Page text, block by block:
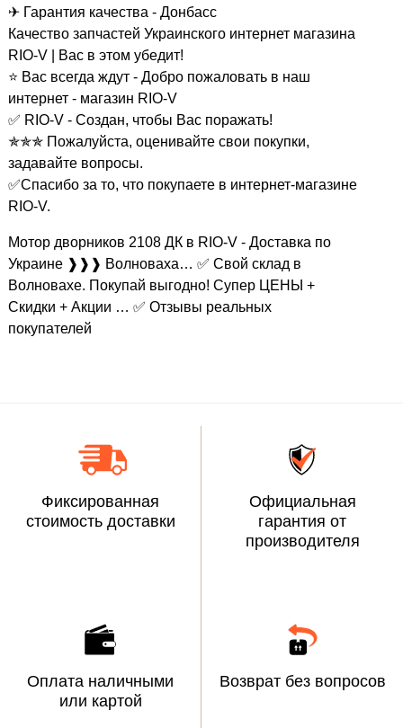
✈ Гарантия качества - Донбасс
Качество запчастей Украинского интернет магазина
RIO-V | Вас в этом убедит!
⭐ Вас всегда ждут - Добро пожаловать в наш
интернет - магазин RIO-V
✅ RIO-V - Создан, чтобы Вас поражать!
✯✯✯ Пожалуйста, оценивайте свои покупки,
задавайте вопросы.
✅Спасибо за то, что покупаете в интернет-магазине
RIO-V.
Мотор дворников 2108 ДК в RIO-V - Доставка по
Украине ❱❱❱ Волноваха… ✅ Свой склад в
Волновахе. Покупай выгодно! Супер ЦЕНЫ +
Скидки + Акции … ✅ Отзывы реальных
покупателей
Фиксированная
стоимость доставки
Официальная
гарантия от
производителя
Оплата наличными
или картой
Возврат без вопросов